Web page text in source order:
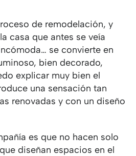
de remodelación, y
casa que antes se veía
se convierte en
bien decorado,
explicar muy bien el
una sensación tan
renovadas y con un diseño
es que no hacen solo
diseñan espacios en el